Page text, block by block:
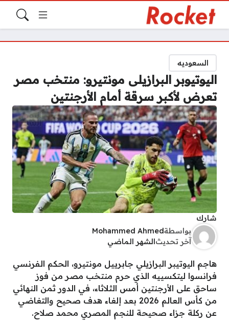
السعوديه
اليوتيوبر البرازيلى مونتيرو: منتخب مصر
تعرض لأكبر سرقة أمام الأرجنتين
شارك
بواسطةMohammed Ahmed
آخر تحديث الشهر الماضي
هاجم اليوتيبر البرازيلي جابرييل مونتيرو، الحكم الفرنسي
فرانسوا ليتكسييه الذي حرم منتخب مصر من فوز
ساحق على الأرجنتين أمس الثلاثاء، في الدور ثمن النهائي
من كأس العالم 2026 بعد إلغاء هدف صحيح والتغاضي
عن ركلة جزاء صحيحة للنجم المصري محمد صلاح.